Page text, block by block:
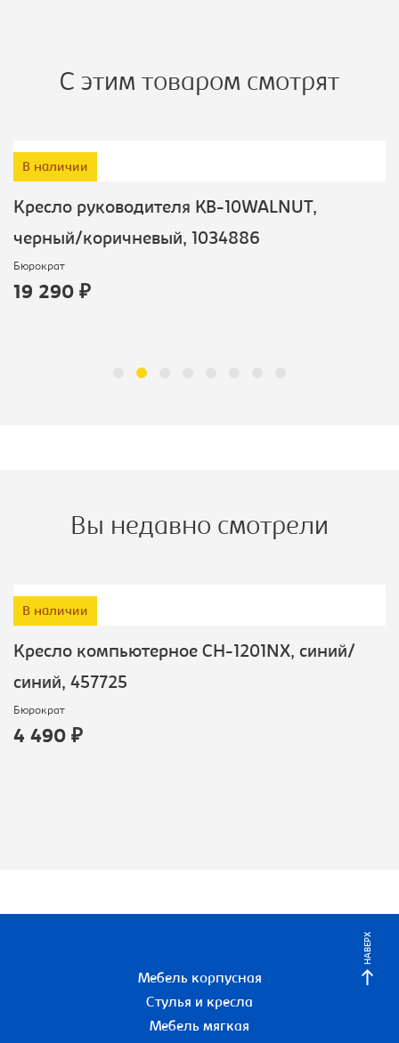
С этим товаром смотрят
В наличии
Кресло руководителя KB-10WALNUT,
черный/коричневый, 1034886
Бюрократ
19 290 ₽
Вы недавно смотрели
В наличии
Кресло компьютерное CH-1201NX, синий/
синий, 457725
Бюрократ
4 490 ₽
НАВЕРХ
Мебель корпусная
Стулья и кресла
Мебель мягкая